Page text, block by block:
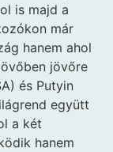
is majd a
már
hanem ahol
jövőre
és Putyin
együtt
a két
hanem